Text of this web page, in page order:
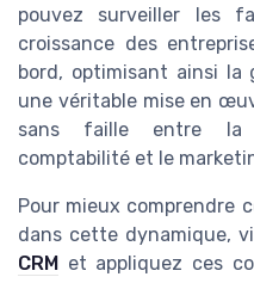
pouvez surveiller les
croissance des
bord, optimisant ainsi la
une véritable mise en
sans faille entre la
comptabilité et le
Pour mieux comprendre
dans cette dynamique,
CRM
et appliquez ces